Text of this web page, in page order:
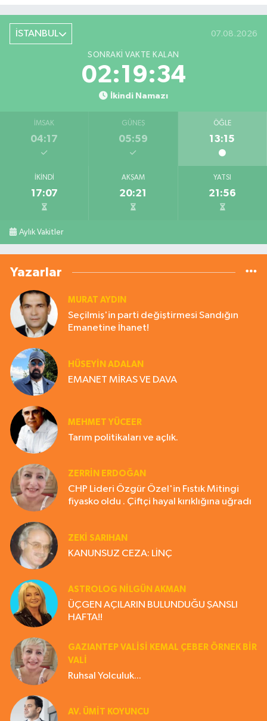
İSTANBUL 07.08.2026
SONRAKI VAKTE KALAN
02:19:33
İkindi Namazı
İMSAK
04:17
GÜNEŞ
05:59
ÖĞLE
13:15
İKINDI
17:07
AKŞAM
20:21
YATSI
21:56
Aylık Vakitler
Yazarlar
MURAT AYDIN
Seçilmiş'in parti değiştirmesi Sandığın
Emanetine İhanet!
HÜSEYIN ADALAN
EMANET MİRAS VE DAVA
MEHMET YÜCEER
Tarım politikaları ve açlık.
ZERRIN ERDOĞAN
CHP Lideri Özgür Özel'in Fıstık Mitingi
fiyasko oldu . Çiftçi hayal kırıklığına uğradı
ZEKI SARIHAN
KANUNSUZ CEZA: LİNÇ
ASTROLOG NILGÜN AKMAN
ÜÇGEN AÇILARIN BULUNDUĞU ŞANSLI
HAFTA!!
GAZIANTEP VALISI KEMAL ÇEBER ÖRNEK BİR
VALİ
Ruhsal Yolculuk...
AV. ÜMIT KOYUNCU